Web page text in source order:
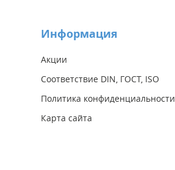
Информация
Акции
Соответствие DIN, ГОСТ, ISO
Политика конфиденциальности
Карта сайта